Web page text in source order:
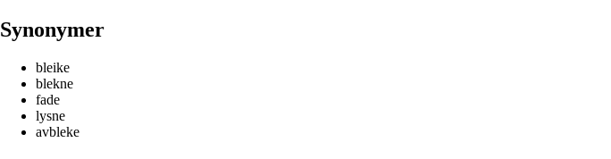
Synonymer
bleike
blekne
fade
lysne
avbleke